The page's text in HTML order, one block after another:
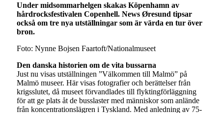
Under midsommarhelgen skakas Köpenhamn av
hårdrocksfestivalen Copenhell. News Øresund tipsar
också om tre nya utställningar som är värda en tur över
bron.
Foto: Nynne Bojsen Faartoft/Nationalmuseet
Den danska historien om de vita bussarna
Just nu visas utställningen ”Välkommen till Malmö” på
Malmö museer. Här visas fotografier och berättelser från
krigsslutet, då museet förvandlades till flyktingförläggning
för att ge plats åt de busslaster med människor som anlände
från koncentrationslägren i Tyskland. Med anledning av 75-